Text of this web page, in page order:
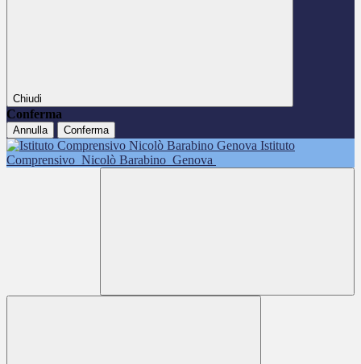
Chiudi
Conferma
Annulla Conferma
Istituto
Comprensivo Nicolò Barabino Genova